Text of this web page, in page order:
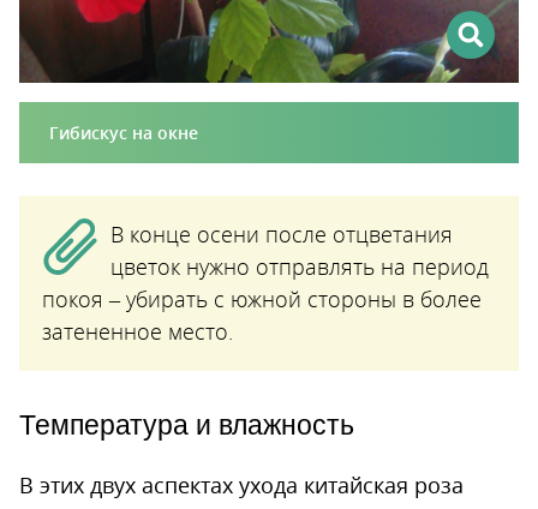
Гибискус на окне
В конце осени после отцветания
цветок нужно отправлять на период
покоя – убирать с южной стороны в более
затененное место.
Температура и влажность
В этих двух аспектах ухода китайская роза